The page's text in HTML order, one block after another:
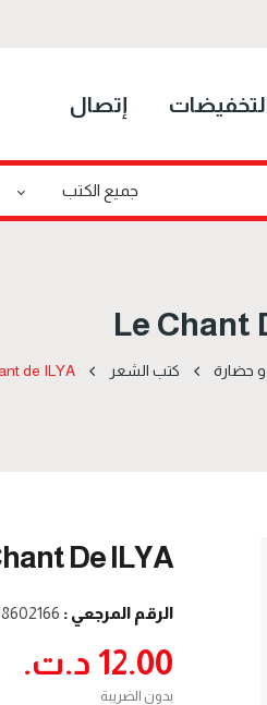
إتصال
Le Chant
و حضارة كتب الشعر de ILYA
De ILYA
الرقم المرجعي :
12.00 د.ت.‏
بدون الضريبة